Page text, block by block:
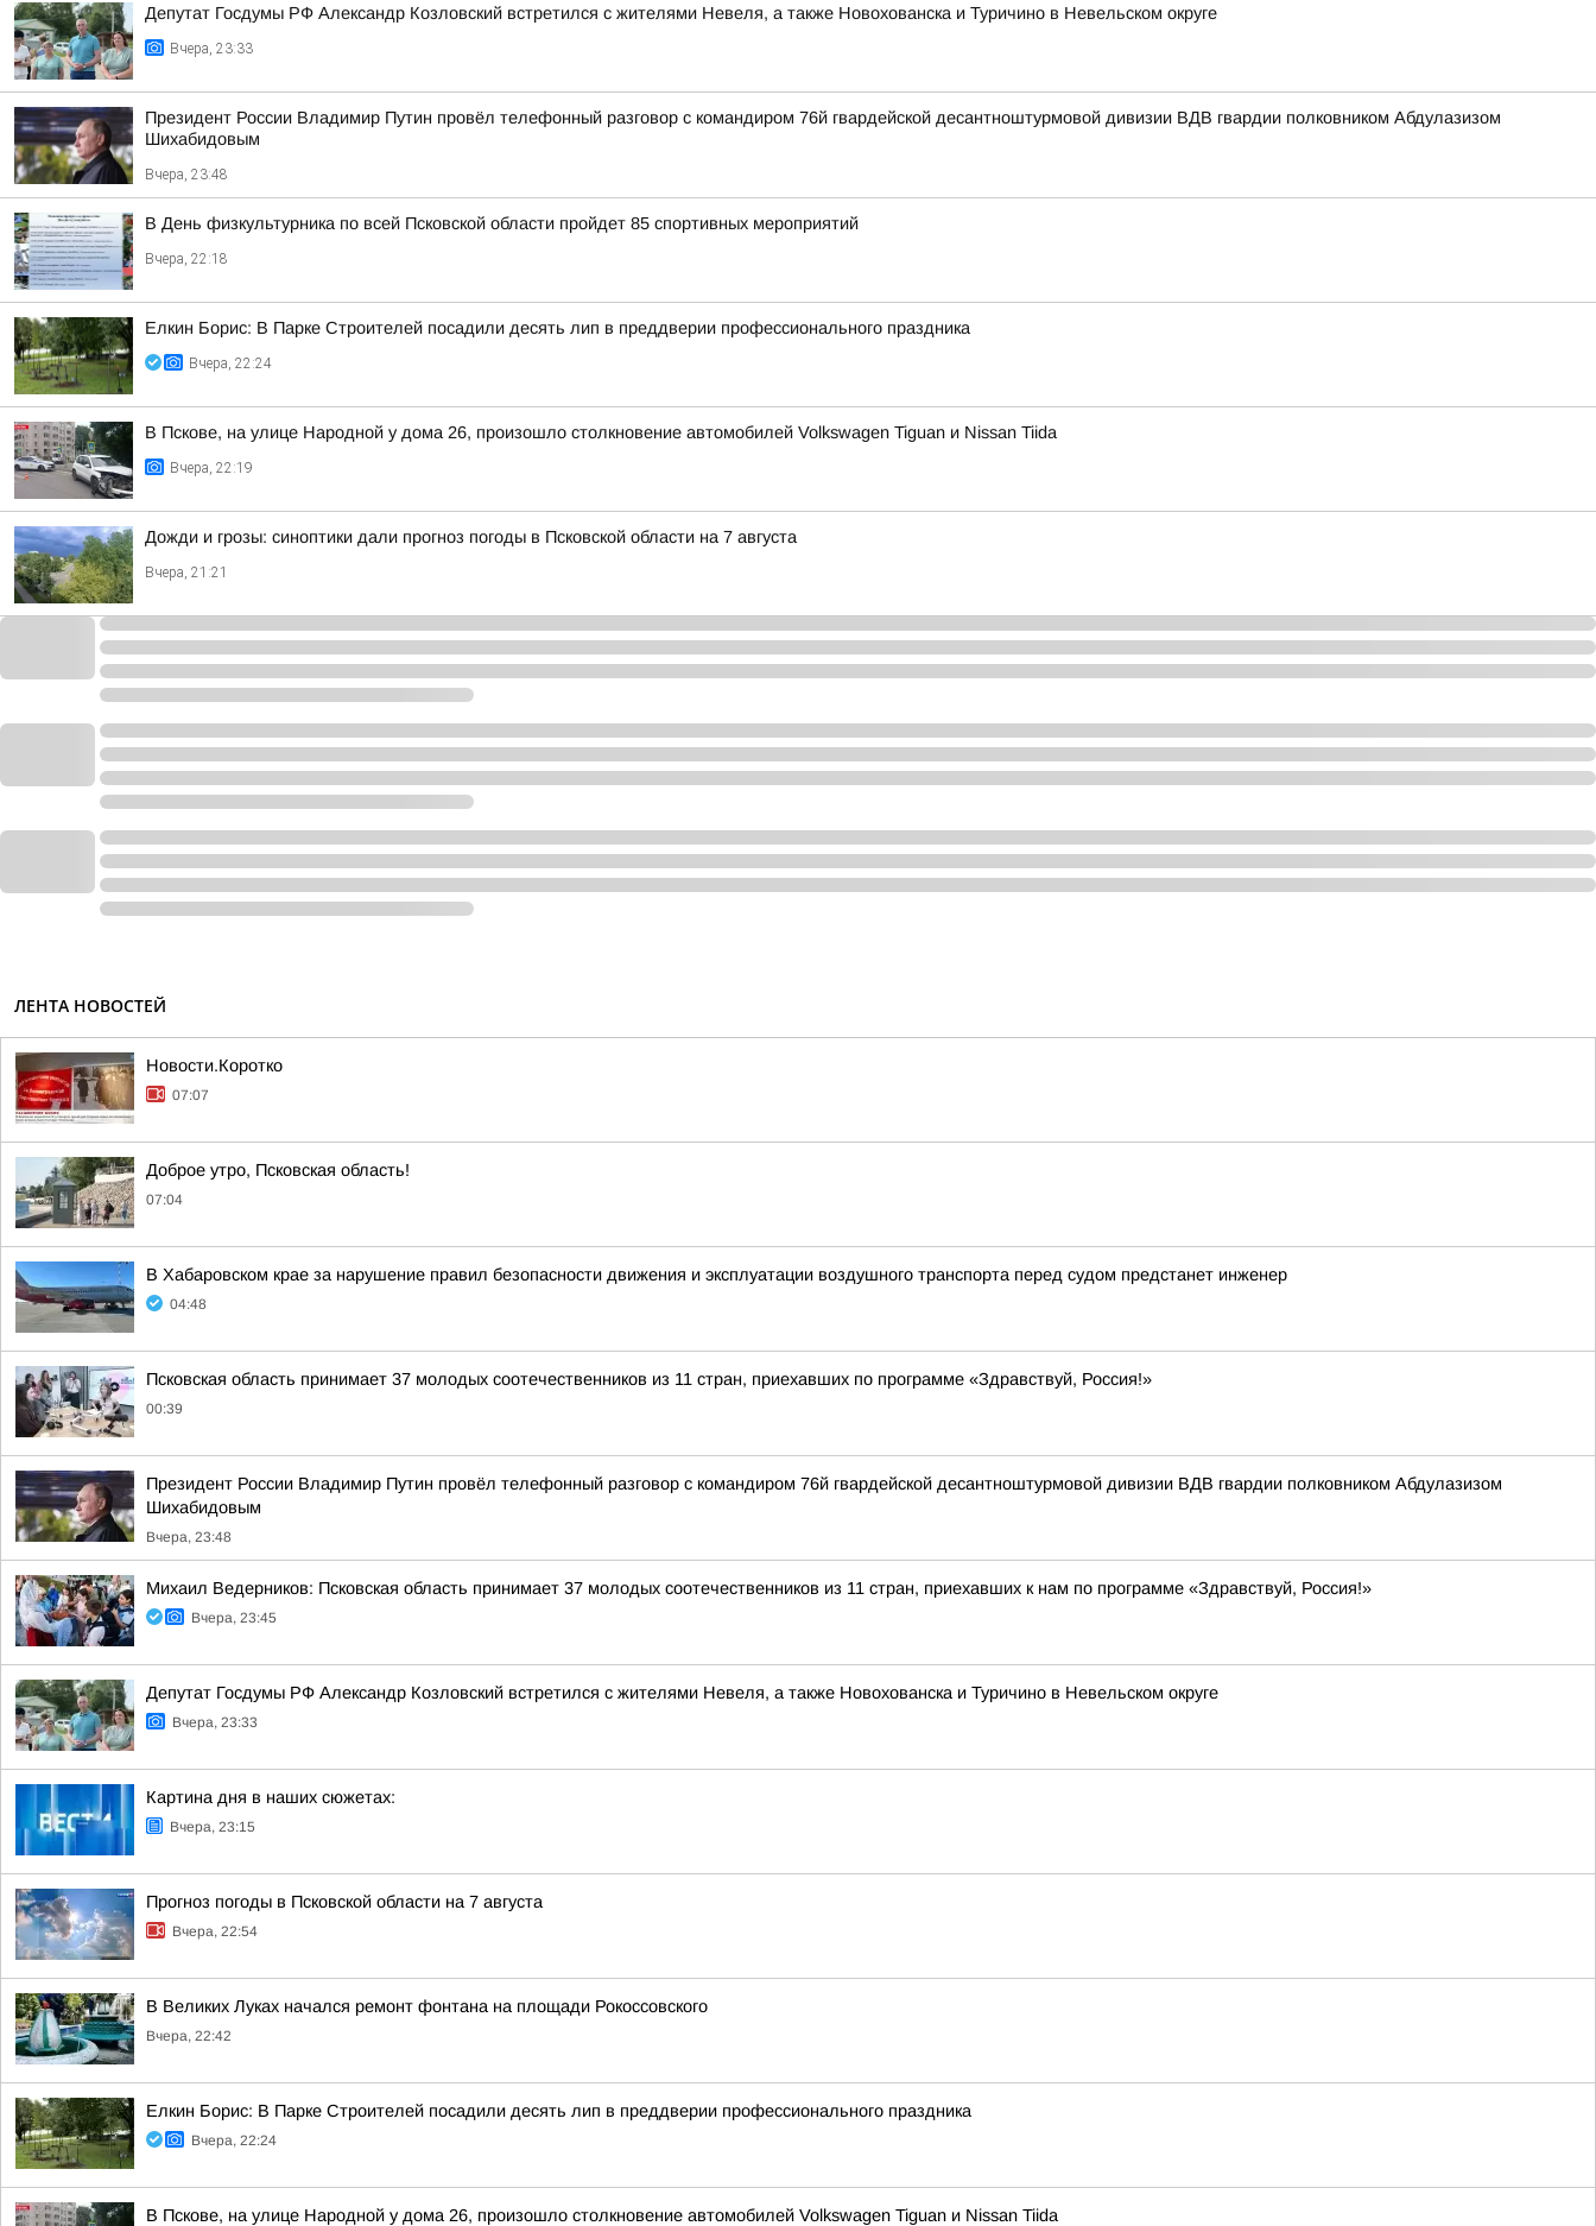
Депутат Госдумы РФ Александр Козловский встретился с жителями Невеля, а также Новохованска и Туричино в Невельском округе
Вчера, 23:33
Президент России Владимир Путин провёл телефонный разговор с командиром 76й гвардейской десантноштурмовой дивизии ВДВ гвардии полковником Абдулазизом
Шихабидовым
Вчера, 23:48
В День физкультурника по всей Псковской области пройдет 85 спортивных мероприятий
Вчера, 22:18
Елкин Борис: В Парке Строителей посадили десять лип в преддверии профессионального праздника
Вчера, 22:24
В Пскове, на улице Народной у дома 26, произошло столкновение автомобилей Volkswagen Tiguan и Nissan Tiida
Вчера, 22:19
Дожди и грозы: синоптики дали прогноз погоды в Псковской области на 7 августа
Вчера, 21:21
ЛЕНТА НОВОСТЕЙ
Новости.Коротко
07:07
Доброе утро, Псковская область!
07:04
В Хабаровском крае за нарушение правил безопасности движения и эксплуатации воздушного транспорта перед судом предстанет инженер
04:48
Псковская область принимает 37 молодых соотечественников из 11 стран, приехавших по программе «Здравствуй, Россия!»
00:39
Президент России Владимир Путин провёл телефонный разговор с командиром 76й гвардейской десантноштурмовой дивизии ВДВ гвардии полковником Абдулазизом
Шихабидовым
Вчера, 23:48
Михаил Ведерников: Псковская область принимает 37 молодых соотечественников из 11 стран, приехавших к нам по программе «Здравствуй, Россия!»
Вчера, 23:45
Депутат Госдумы РФ Александр Козловский встретился с жителями Невеля, а также Новохованска и Туричино в Невельском округе
Вчера, 23:33
Картина дня в наших сюжетах:
Вчера, 23:15
Прогноз погоды в Псковской области на 7 августа
Вчера, 22:54
В Великих Луках начался ремонт фонтана на площади Рокоссовского
Вчера, 22:42
Елкин Борис: В Парке Строителей посадили десять лип в преддверии профессионального праздника
Вчера, 22:24
В Пскове, на улице Народной у дома 26, произошло столкновение автомобилей Volkswagen Tiguan и Nissan Tiida